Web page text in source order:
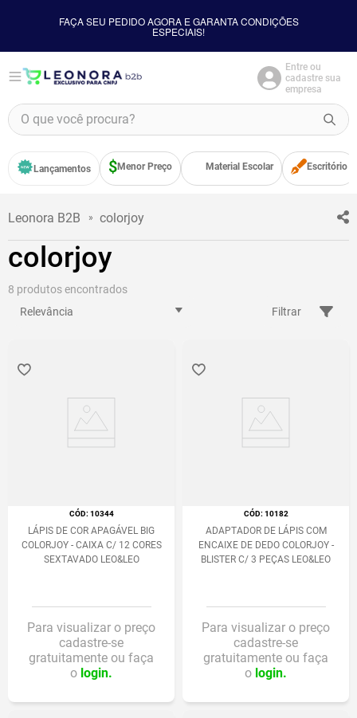
FAÇA SEU PEDIDO AGORA E GARANTA CONDIÇÕES
ESPECIAIS!
Entre ou
cadastre sua
empresa
O que você procura?
Lançamentos Menor Preço Material Escolar Escritório
colorjoy
colorjoy
8
Relevância
Filtrar
:10344
LÁPIS DE COR APAGÁVEL BIG
COLORJOY - CAIXA C/ 12 CORES
SEXTAVADO LEO&LEO
Para visualizar o preço
cadastre-se
gratuitamente ou faça
o login.
:10182
ADAPTADOR DE LÁPIS COM
ENCAIXE DE DEDO COLORJOY -
BLISTER C/ 3 PEÇAS LEO&LEO
Para visualizar o preço
cadastre-se
gratuitamente ou faça
o login.
TERMOS MAIS BUSCADOS